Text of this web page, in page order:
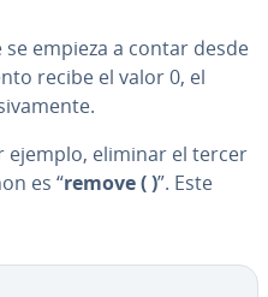
empieza a contar desde
recibe el valor 0, el
ejemplo, eliminar el tercer
es “remove ( )”. Este